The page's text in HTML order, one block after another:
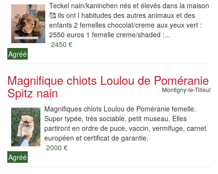
Teckel nain/kaninchen nés et élevés dans la maison
🥰 ils ont l habitudes des autres animaux et des
enfants 2 femelles chocolat/creme aux yeux vert :
2550 euros 1 femelle creme/shaded :...
2450 €
Agréé
Magnifique chiots Loulou de Poméranie
Spitz nain Montigny-le-Tilleul
Magnifiques chiots Loulou de Poméranie femelle.
Super typée, très sociable, petit museau. Elles
partiront en ordre de puce, vaccin, vermifuge, carnet
européen et certificat de garantie.
2000 €
Agréé